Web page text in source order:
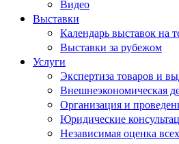
Видео
Выставки
Календарь выставок на
Выставки за рубежом
Услуги
Экспертиза товаров и
Внешнеэкономическая
Организация и
Юридические
Независимая оценка